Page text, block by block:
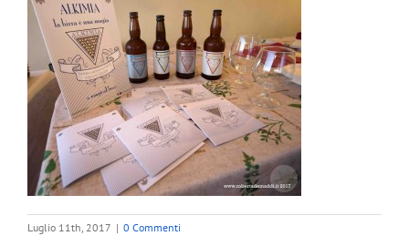
Luglio 11th, 2017 | 0 Commenti